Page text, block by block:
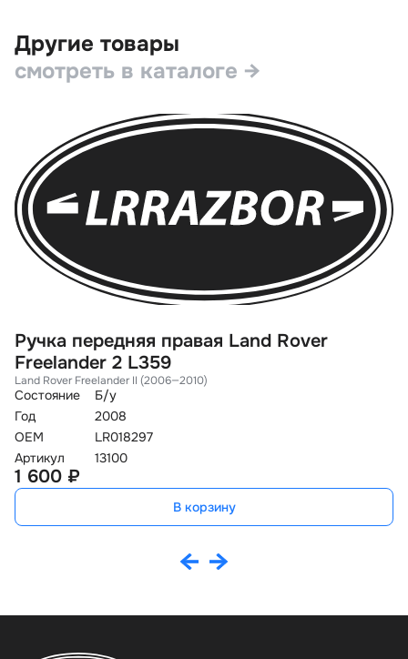
Другие товары
смотреть в каталоге →
Ручка передняя правая Land Rover
Freelander 2 L359
Land Rover Freelander II (2006—2010)
Состояние
Б/у
Год
2008
OEM
LR018297
Артикул
13100
1 600 ₽
В корзину